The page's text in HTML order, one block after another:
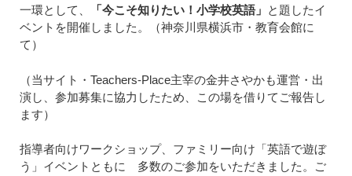
一環として、
「今こそ知りたい！小学校英語」 と題したイ
ベントを開催しました。（神奈川県横浜市・教育会館に
て）
（当サイト・Teachers-Place主宰の金井さやかも運営・出
演し、参加募集に協力したため、この場を借りてご報告し
ます）
指導者向けワークショップ、ファミリー向け「英語で遊ぼ
う」イベントともに 多数のご参加をいただきました。ご